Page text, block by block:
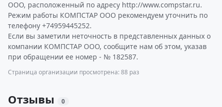
ООО, расположенный по адресу http://www.compstar.ru.
Режим работы КОМПСТАР ООО рекомендуем уточнить по
телефону +74959445252.
Если вы заметили неточность в представленных данных о
компании КОМПСТАР ООО, сообщите нам об этом, указав
при обращении ее номер - № 182587.
Страница организации просмотрена: 88 раз
Отзывы 0